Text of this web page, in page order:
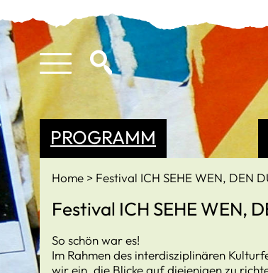
PROGRAMM
Home Festival ICH SEHE WEN, DEN
Festival ICH SEHE WEN,
So schön war es!
Im Rahmen des interdisziplinären
wir ein, die Blicke auf diejenigen zu